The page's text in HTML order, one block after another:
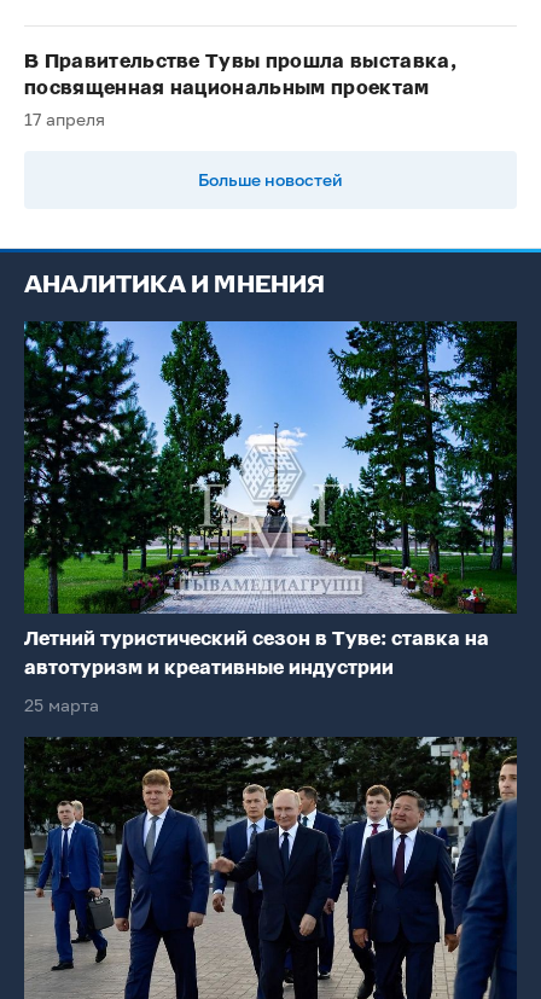
В Правительстве Тувы прошла выставка,
посвященная национальным проектам
17 апреля
Больше новостей
АНАЛИТИКА И МНЕНИЯ
Летний туристический сезон в Туве: ставка на
автотуризм и креативные индустрии
25 марта